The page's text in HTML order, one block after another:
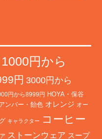
1000円から
円 3000円から
円から8999円 HOYA・保谷
ンバー・飴色 オレンジ オー
キャラクター
コーヒー
ストーンウェア スープ